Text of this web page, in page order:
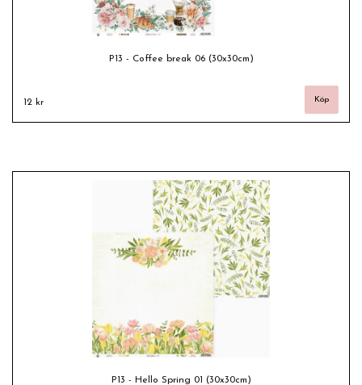
P13 - Coffee break 06 (30x30cm)
12 kr
P13 - Hello Spring 01 (30x30cm)